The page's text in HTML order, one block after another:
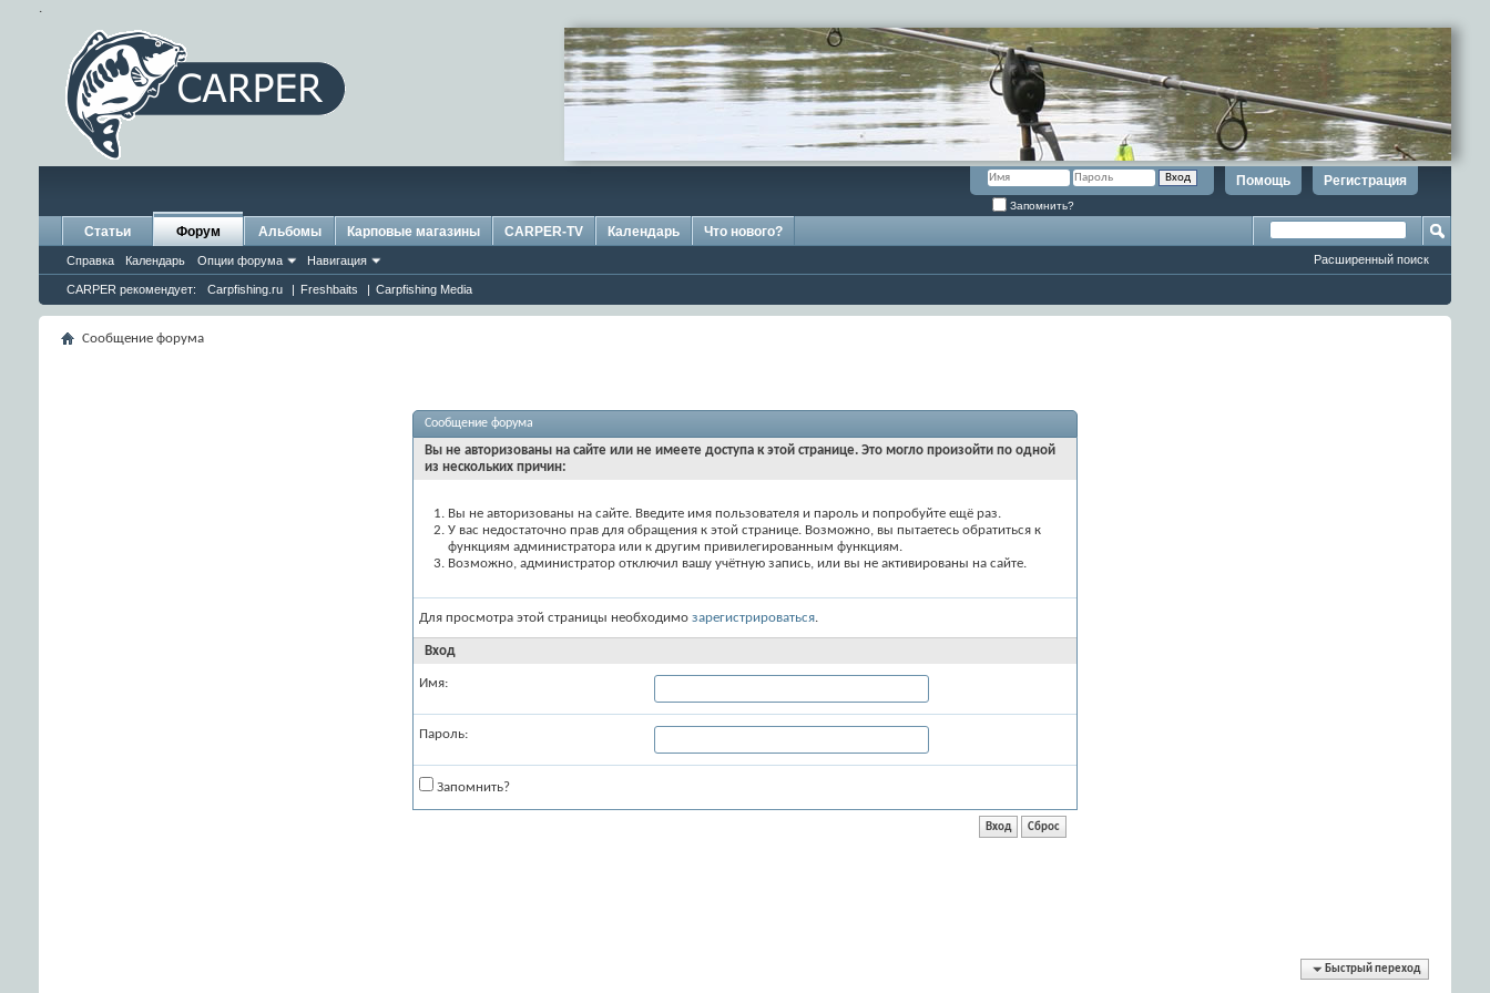
.
Регистрация
Помощь
Запомнить?
Статьи Форум
Справка Календарь Опции форума Навигация
CARPER рекомендует: Carpfishing.ru | Freshbaits | Carpfishing Media
Альбомы Карповые магазины CARPER-TV Календарь Что нового?
Расширенный поиск
Сообщение форума
Сообщение форума
Вы не авторизованы на сайте или не имеете доступа к этой странице. Это могло произойти по одной
из нескольких причин:
Вы не авторизованы на сайте. Введите имя пользователя и пароль и попробуйте ещё раз.
У вас недостаточно прав для обращения к этой странице. Возможно, вы пытаетесь обратиться к
функциям администратора или к другим привилегированным функциям.
Возможно, администратор отключил вашу учётную запись, или вы не активированы на сайте.
Для просмотра этой страницы необходимо зарегистрироваться.
Вход
Имя:
Пароль:
Запомнить?
Быстрый переход